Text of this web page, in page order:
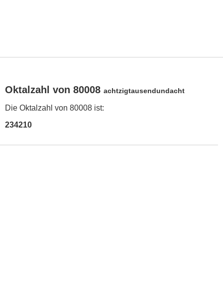
Oktalzahl von 80008 achtzigtausendundacht
Die Oktalzahl von 80008 ist:
234210